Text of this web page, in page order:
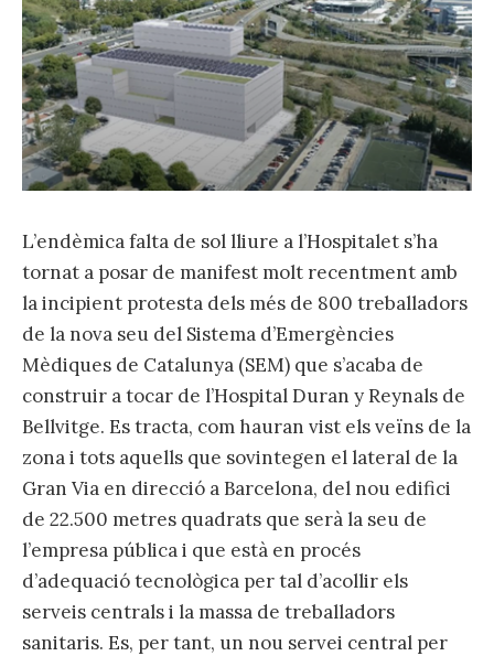
L’endèmica falta de sol lliure a l’Hospitalet s’ha
tornat a posar de manifest molt recentment amb
la incipient protesta dels més de 800 treballadors
de la nova seu del Sistema d’Emergències
Mèdiques de Catalunya (SEM) que s’acaba de
construir a tocar de l’Hospital Duran y Reynals de
Bellvitge. Es tracta, com hauran vist els veïns de la
zona i tots aquells que sovintegen el lateral de la
Gran Via en direcció a Barcelona, del nou edifici
de 22.500 metres quadrats que serà la seu de
l’empresa pública i que està en procés
d’adequació tecnològica per tal d’acollir els
serveis centrals i la massa de treballadors
sanitaris. Es, per tant, un nou servei central per